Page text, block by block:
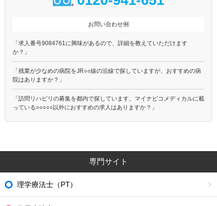
お問い合わせ例
「求人番号9084761に興味があるので、詳細を教えていただけます
か？」
「残業が少なめの病院をJR○○線の沿線で探していますが、おすすめの病
院はありますか？」
「訪問リハビリの募集を都内で探しています。マイナビコメディカルに載
っている○○○○○以外におすすめの求人はありますか？」
専門サイト
理学療法士（PT）